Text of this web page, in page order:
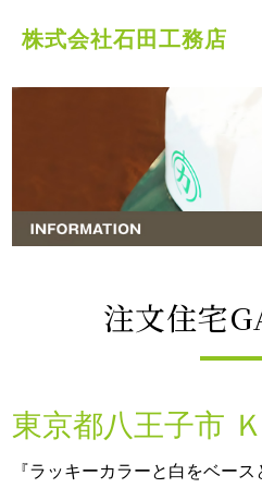
株式会社石田工務店
注文住宅
東京都八王子市
『ラッキーカラーと白をベー